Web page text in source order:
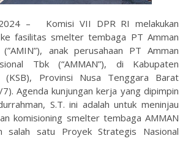
– Komisi VII DPR RI melakukan
fasilitas smelter tembaga PT Amman
anak perusahaan PT Amman
Tbk (“AMMAN”), di Kabupaten
(KSB), Provinsi Nusa Tenggara Barat
Agenda kunjungan kerja yang dipimpin
S.T. ini adalah untuk meninjau
komisioning smelter tembaga AMMAN
salah satu Proyek Strategis Nasional